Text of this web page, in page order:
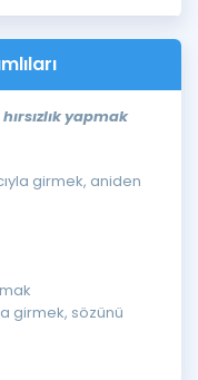
yapmak
girmek, aniden
girmek, sözünü